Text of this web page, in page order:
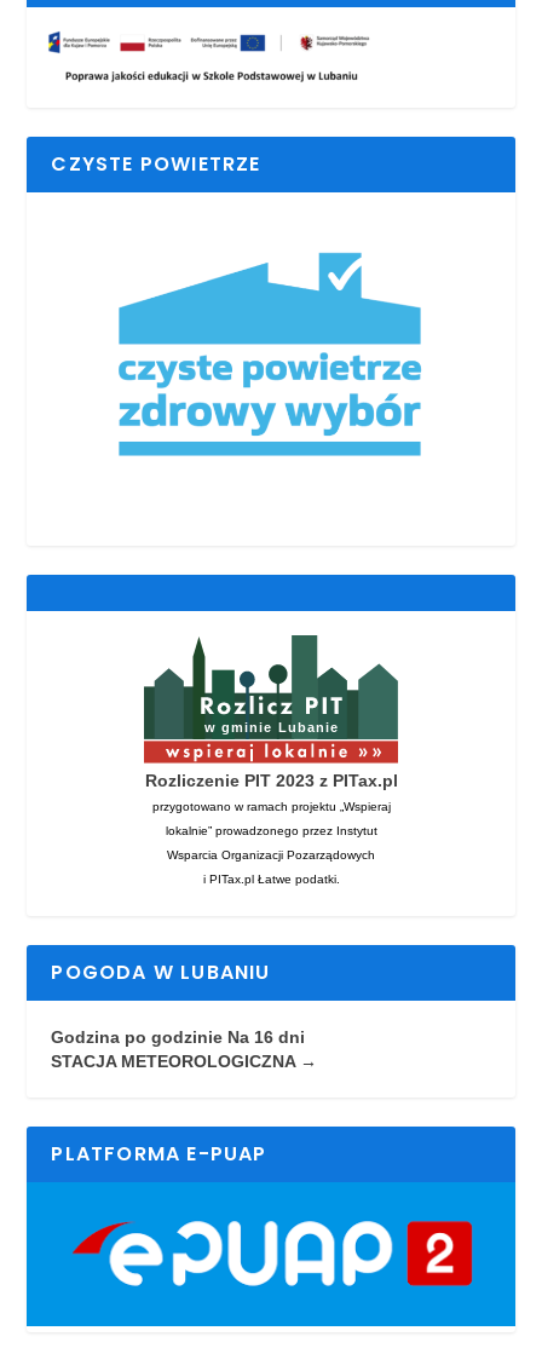
CZYSTE POWIETRZE
Rozliczenie PIT 2023 z PITax.pl
przygotowano w ramach projektu „Wspieraj
lokalnie” prowadzonego przez Instytut
Wsparcia Organizacji Pozarządowych
i PITax.pl Łatwe podatki.
POGODA W LUBANIU
Godzina po godzinie Na 16 dni
STACJA METEOROLOGICZNA →
PLATFORMA E-PUAP